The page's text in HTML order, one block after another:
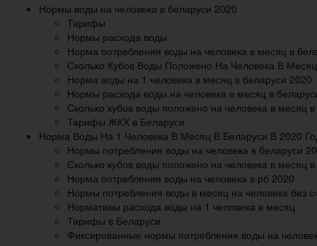
Нормы воды на человека в беларуси 2020
Тарифы
Нормы расхода воды
Норма потребления воды на человека в месяц в
Сколько Кубов Воды Положено На Человека В
Норма воды на 1 человека в месяц в беларуси 2020
Нормы расхода воды на человека в месяц в
Сколько кубов воды положено на человека в месяц
Тарифы ЖКХ в Беларуси
Норма Воды На 1 Человека В Месяц В Беларуси В 2020
Нормы потребления воды на человека в беларуси
Сколько кубов воды положено на человека в месяц
Норма потребления воды на человека в рб 2020
Нормы потребления воды в месяц на человека без
Нормативы расхода воды на 1 человека в месяц
Тарифы в Беларуси
Фиксированные нормы потребления воды на